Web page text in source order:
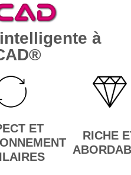
à
ET
RICHE